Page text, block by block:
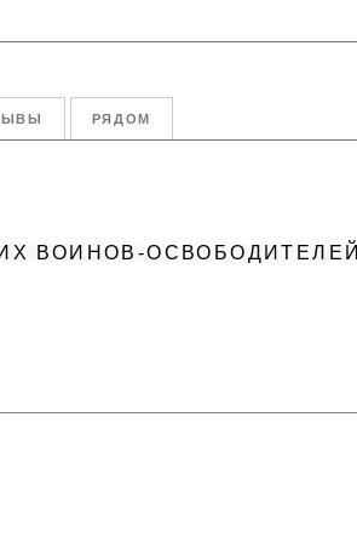
РЯДОМ
ВОИНОВ-ОСВОБОДИТЕЛЕЙ